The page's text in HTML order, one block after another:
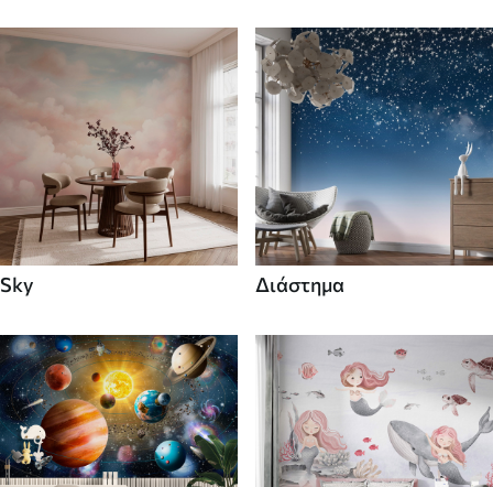
Sky Διάστημα